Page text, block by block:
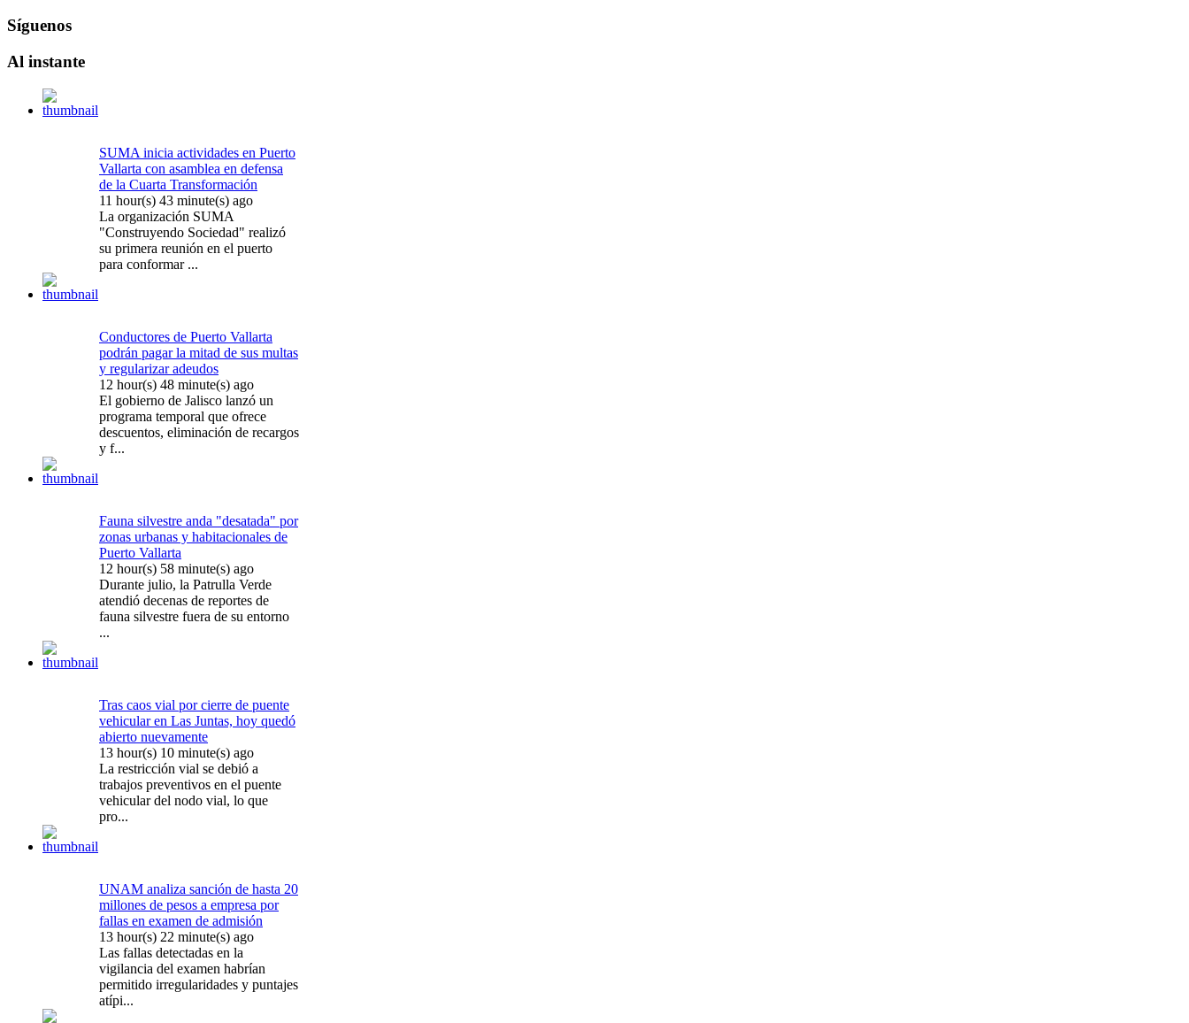
Síguenos
Al instante
SUMA inicia actividades en Puerto
Vallarta con asamblea en defensa
de la Cuarta Transformación
11 hour(s) 43 minute(s) ago
La organización SUMA
"Construyendo Sociedad" realizó
su primera reunión en el puerto
para conformar ...
Conductores de Puerto Vallarta
podrán pagar la mitad de sus multas
y regularizar adeudos
12 hour(s) 48 minute(s) ago
El gobierno de Jalisco lanzó un
programa temporal que ofrece
descuentos, eliminación de recargos
y f...
Fauna silvestre anda "desatada" por
zonas urbanas y habitacionales de
Puerto Vallarta
12 hour(s) 58 minute(s) ago
Durante julio, la Patrulla Verde
atendió decenas de reportes de
fauna silvestre fuera de su entorno
...
Tras caos vial por cierre de puente
vehicular en Las Juntas, hoy quedó
abierto nuevamente
13 hour(s) 10 minute(s) ago
La restricción vial se debió a
trabajos preventivos en el puente
vehicular del nodo vial, lo que
pro...
UNAM analiza sanción de hasta 20
millones de pesos a empresa por
fallas en examen de admisión
13 hour(s) 22 minute(s) ago
Las fallas detectadas en la
vigilancia del examen habrían
permitido irregularidades y puntajes
atípi...